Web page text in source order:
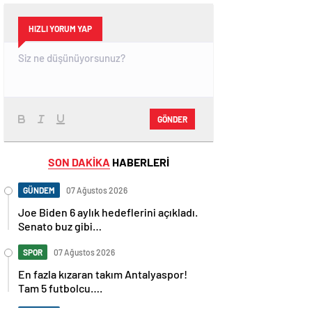
HIZLI YORUM YAP
GÖNDER
SON DAKİKA HABERLERİ
GÜNDEM 07 Ağustos 2026
Joe Biden 6 aylık hedeflerini açıkladı.
Senato buz gibi…
SPOR 07 Ağustos 2026
En fazla kızaran takım Antalyaspor!
Tam 5 futbolcu….